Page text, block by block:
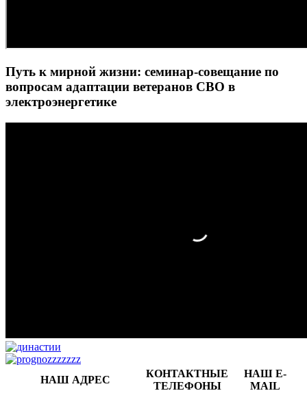
Путь к мирной жизни: семинар-совещание по
вопросам адаптации ветеранов СВО в
электроэнергетике
НАШ АДРЕС
КОНТАКТНЫЕ
ТЕЛЕФОНЫ
НАШ E-
MAIL